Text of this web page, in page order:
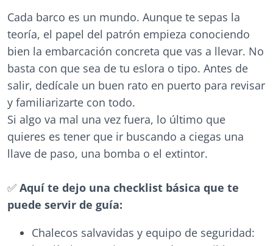
Cada barco es un mundo. Aunque te sepas la
teoría, el papel del patrón empieza conociendo
bien la embarcación concreta que vas a llevar. No
basta con que sea de tu eslora o tipo. Antes de
salir, dedícale un buen rato en puerto para revisar
y familiarizarte con todo.
Si algo va mal una vez fuera, lo último que
quieres es tener que ir buscando a ciegas una
llave de paso, una bomba o el extintor.
✅ Aquí te dejo una checklist básica que te
puede servir de guía:
Chalecos salvavidas y equipo de seguridad: